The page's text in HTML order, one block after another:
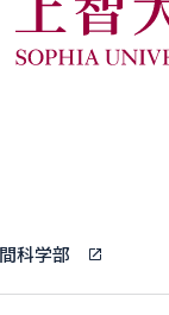
科学部